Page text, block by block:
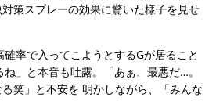
策スプレーの効果に驚いた様子を見せ
率で入ってこようとするGが居ること
」と本音も吐露。「あぁ、最悪だ…。
笑」と不安を 明かしながら、「みんな